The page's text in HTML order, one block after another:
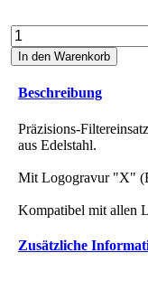
La
Marzocco
Präzisions-
17g
In den Warenkorb
Beschreibung
Präzisions-
aus Edelstahl.
Mit Logogravur "X"
Kompatibel mit allen
Zusätzliche